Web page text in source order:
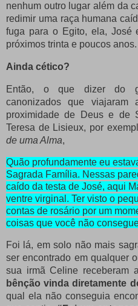
nenhum outro lugar além da
redimir uma raça humana
fuga para o Egito, ela, José
próximos trinta e poucos anos.
Ainda cético?
Então, o que dizer do
canonizados que
proximidade de Deus e de
Teresa de Lisieux, por
de uma Alma,
Quão profundamente eu
Sagrada Família. Nessas
caído da testa de José, aqui
ventre virginal. Ter visto o
contas de rosário por um
coisas que você não
Foi lá, em solo não mais
ser encontrado em qualquer
sua irmã Celine receberam
bênção vinda diretamente
qual ela não conseguia